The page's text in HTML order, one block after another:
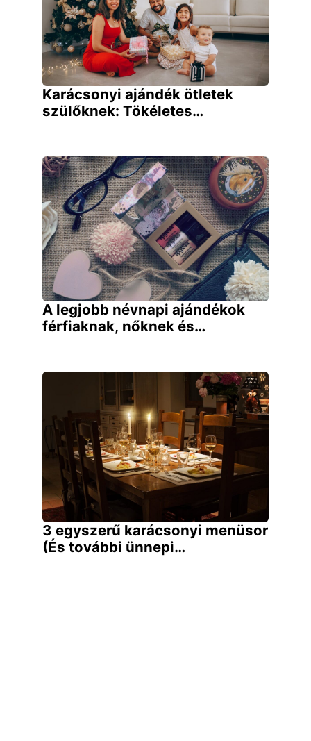
Karácsonyi ajándék ötletek
szülőknek: Tökéletes…
A legjobb névnapi ajándékok
férfiaknak, nőknek és…
3 egyszerű karácsonyi menüsor
(És további ünnepi…